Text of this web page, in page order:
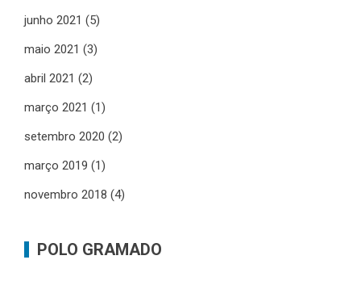
junho 2021 (5)
maio 2021 (3)
abril 2021 (2)
março 2021 (1)
setembro 2020 (2)
março 2019 (1)
novembro 2018 (4)
POLO GRAMADO